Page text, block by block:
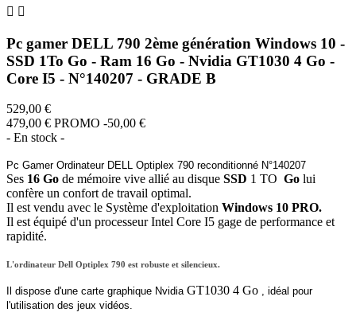
 
Pc gamer DELL 790 2ème génération Windows 10 -
SSD 1To Go - Ram 16 Go - Nvidia GT1030 4 Go -
Core I5 - N°140207 - GRADE B
529,00 €
479,00 € PROMO -50,00 €
- En stock -
Pc Gamer Ordinateur DELL Optiplex 790 reconditionné N°140207
Ses 16 Go de mémoire vive allié au disque SSD 1 TO Go lui
confère un confort de travail optimal.
Il est vendu avec le Système d'exploitation Windows 10 PRO.
Il est équipé d'un processeur Intel Core I5 gage de performance et
rapidité.
L'ordinateur Dell Optiplex 790 est robuste et silencieux.
Il dispose d'une carte graphique NvidiaGT1030 4 Go , idéal pour
l'utilisation des jeux vidéos.